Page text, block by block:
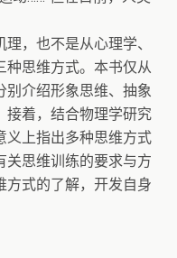
，也不是从心理学、
种思维方式。本书仅从
别介绍形象思维、抽象
接着，结合物理学研究
义上指出多种思维方式
关思维训练的要求与方
方式的了解，开发自身